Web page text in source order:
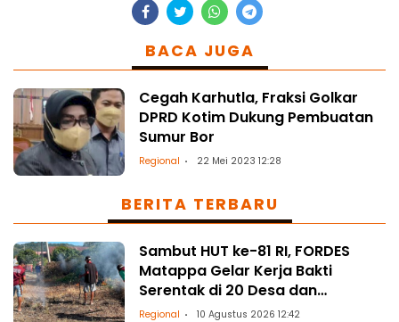
BACA JUGA
Cegah Karhutla, Fraksi Golkar
DPRD Kotim Dukung Pembuatan
Sumur Bor
Regional 22 Mei 2023 12:28
BERITA TERBARU
Sambut HUT ke-81 RI, FORDES
Matappa Gelar Kerja Bakti
Serentak di 20 Desa dan
Kelurahan
Regional 10 Agustus 2026 12:42